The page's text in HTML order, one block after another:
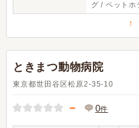
グ / ペットホ
↑
ときまつ動物病院
東京都世田谷区松原2-35-10
－ 0件